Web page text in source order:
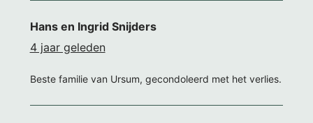
Hans en Ingrid Snijders
4 jaar geleden
Beste familie van Ursum, gecondoleerd met het verlies.